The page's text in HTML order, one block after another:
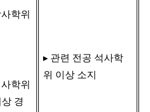
학위
학위
경
▸ 관련 전공 석사학
위 이상 소지